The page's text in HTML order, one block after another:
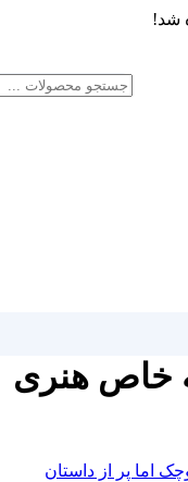
شد!
خاص هنری
اما پر از داستان